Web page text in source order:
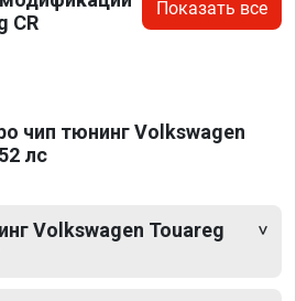
CR
Показать все
чип тюнинг Volkswagen
лс
Volkswagen Touareg